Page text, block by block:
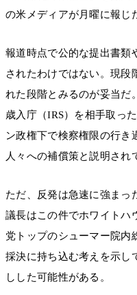
の米メディアが月曜に報じ
報道時点で公的な提出書類
されたわけではない。現段
れた段階とみるのが妥当だ
歳入庁（IRS）を相手取っ
ン政権下で検察権限の行き
人々への補償策と説明され
ただ、反発は急速に強まっ
議長はこの件でホワイトハ
党トップのシューマー院内
採決に持ち込む考えを示し
しした可能性がある。